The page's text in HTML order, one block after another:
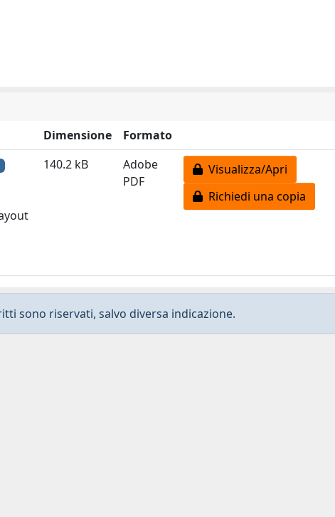
Dimensione
Formato
140.2 kB
Adobe
PDF
Visualizza/Apri
Richiedi una copia
sono riservati, salvo diversa indicazione.